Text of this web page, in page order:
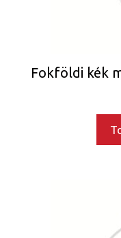
Fokföldi kék